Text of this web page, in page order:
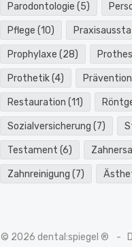
Parodontologie (5)
Pflege (10)
Prophylaxe (28)
Prothetik(4) Prävention
Restauration (11)
Sozialversicherung (7)
Testament (6)
Zahnreinigung (7)
© 2026 dental:spiegel ®